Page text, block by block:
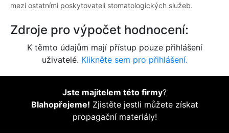
mezi ostatními poskytovateli stomatologických služeb.
Zdroje pro výpočet hodnocení:
K těmto údajům mají přístup pouze přihlášení
uživatelé. Klikněte sem pro přihlášení.
Jste majitelem této firmy?
Blahopřejeme! Zjistěte jestli můžete získat
propagační materiály!